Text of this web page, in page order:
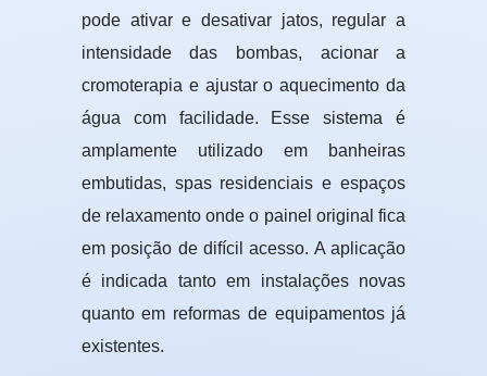
pode ativar e desativar jatos, regular a
intensidade das bombas, acionar a
cromoterapia e ajustar o aquecimento da
água com facilidade. Esse sistema é
amplamente utilizado em banheiras
embutidas, spas residenciais e espaços
de relaxamento onde o painel original fica
em posição de difícil acesso. A aplicação
é indicada tanto em instalações novas
quanto em reformas de equipamentos já
existentes.